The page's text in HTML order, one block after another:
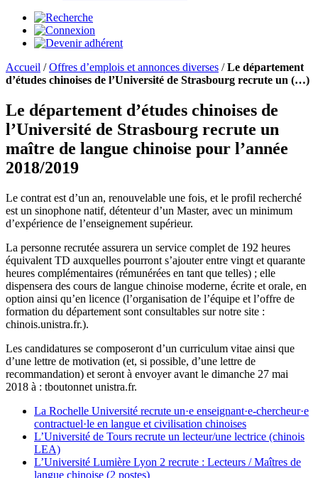
Accueil /Offres d’emplois et annonces diverses /Le département
d’études chinoises de l’Université de Strasbourg recrute un (…)
Le département d’études chinoises de
l’Université de Strasbourg recrute un
maître de langue chinoise pour l’année
2018/2019
Le contrat est d’un an, renouvelable une fois, et le profil recherché
est un sinophone natif, détenteur d’un Master, avec un minimum
d’expérience de l’enseignement supérieur.
La personne recrutée assurera un service complet de 192 heures
équivalent TD auxquelles pourront s’ajouter entre vingt et quarante
heures complémentaires (rémunérées en tant que telles) ; elle
dispensera des cours de langue chinoise moderne, écrite et orale, en
option ainsi qu’en licence (l’organisation de l’équipe et l’offre de
formation du département sont consultables sur notre site :
chinois.unistra.fr.).
Les candidatures se composeront d’un curriculum vitae ainsi que
d’une lettre de motivation (et, si possible, d’une lettre de
recommandation) et seront à envoyer avant le dimanche 27 mai
2018 à : tboutonnet unistra.fr.
La Rochelle Université recrute un·e enseignant·e-chercheur·e
contractuel·le en langue et civilisation chinoises
L’Université de Tours recrute un lecteur/une lectrice (chinois
LEA)
L’Université Lumière Lyon 2 recrute : Lecteurs / Maîtres de
langue chinoise (2 postes)